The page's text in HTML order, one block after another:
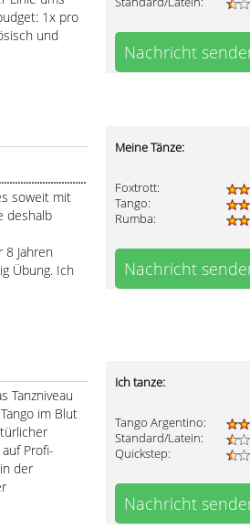
1x pro
und
Nachricht
soweit mit
deshalb
8 Jahren
Übung. Ich
Meine Tänze:
Foxtrott:
Tango:
Rumba:
Nachricht
Tanzniveau
im Blut
Profi-
der
Ich tanze:
Tango Argentino:
Standard/Latein:
Quickstep:
Nachricht